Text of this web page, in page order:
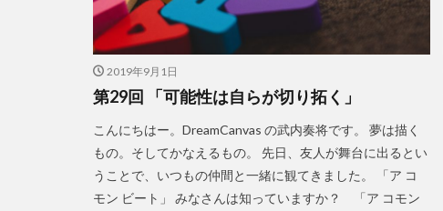
2019年9月1日
第29回 「可能性は自らが切り拓く」
こんにちはー。DreamCanvas の武内奏将です。 夢は描く
もの。そしてかなえるもの。 先日、友人が舞台に出るとい
うことで、いつもの仲間と一緒に観てきました。 「ア コ
モン ビート」 みなさんは知っていますか？ 「ア コモン